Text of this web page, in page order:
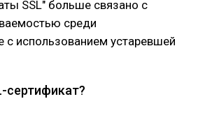
SSL" больше связано с
среди
с использованием устаревшей
сертификат?